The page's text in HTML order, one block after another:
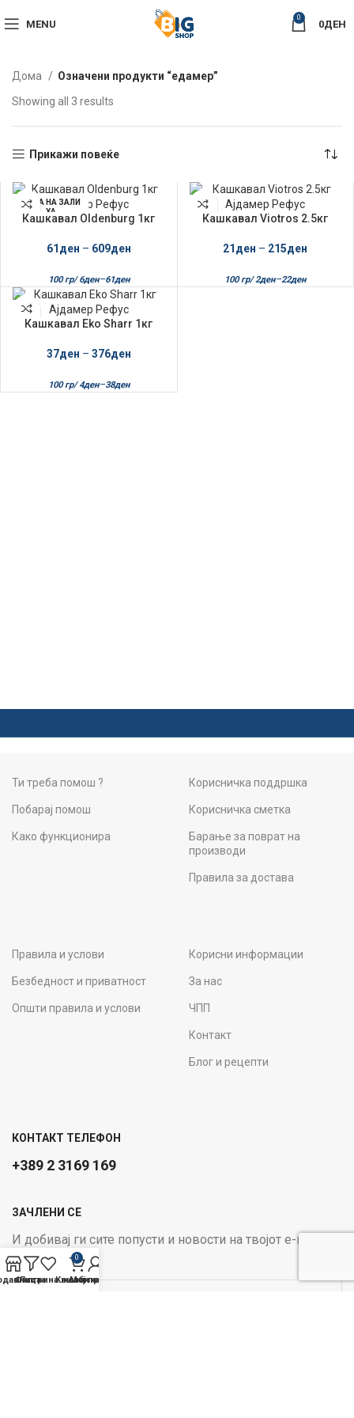
MENU
0
0ДЕН
Дома
Означени продукти “едамер”
Showing all 3 results
Прикажи повеќе
НЕМА НА ЗАЛИ
ХА
Кашкавал Oldenburg 1кг
61ден – 609ден
100 гр/ 6ден–61ден
Кашкавал Viotros 2.5кг
21ден – 215ден
100 гр/ 2ден–22ден
Кашкавал Eko Sharr 1кг
37ден – 376ден
100 гр/ 4ден–38ден
Ти треба помош ?
Побарај помош
Како функционира
Корисничка поддршка
Корисничка сметка
Барање за поврат на
производи
Правила за достава
Правила и услови
Безбедност и приватност
Општи правила и услови
Корисни информации
За нас
ЧПП
Контакт
Блог и рецепти
КОНТАКТ ТЕЛЕФОН
+389 2 3169 169
ЗАЧЛЕНИ СЕ
И добивај ги сите попусти и новости на твојот е-маил
Email address:
Филтри
Листа на желби
0
Кошничка
Мој профил